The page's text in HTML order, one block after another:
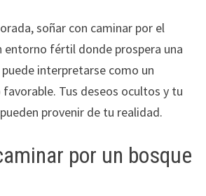
soñar con caminar por el
entorno fértil donde prospera una
interpretarse como un
Tus deseos ocultos y tu
provenir de tu realidad.
por un bosque